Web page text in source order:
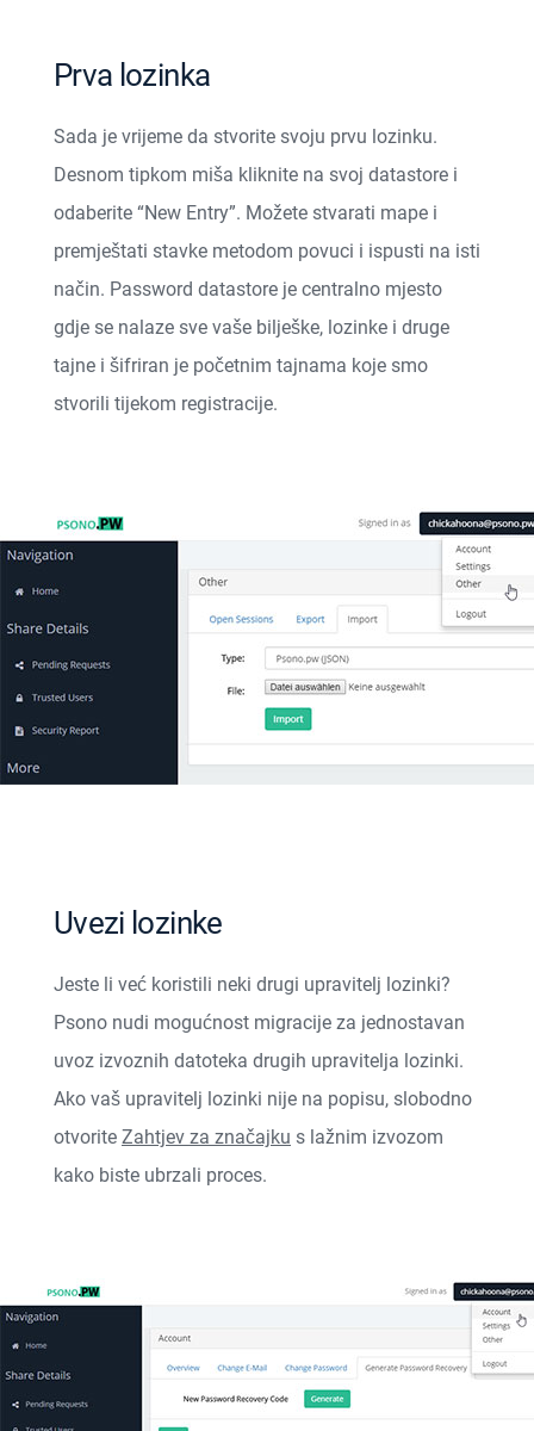
Prva lozinka
Sada je vrijeme da stvorite svoju prvu lozinku.
Desnom tipkom miša kliknite na svoj datastore i
odaberite “New Entry”. Možete stvarati mape i
premještati stavke metodom povuci i ispusti na isti
način. Password datastore je centralno mjesto
gdje se nalaze sve vaše bilješke, lozinke i druge
tajne i šifriran je početnim tajnama koje smo
stvorili tijekom registracije.
Uvezi lozinke
Jeste li već koristili neki drugi upravitelj lozinki?
Psono nudi mogućnost migracije za jednostavan
uvoz izvoznih datoteka drugih upravitelja lozinki.
Ako vaš upravitelj lozinki nije na popisu, slobodno
otvorite Zahtjev za značajku s lažnim izvozom
kako biste ubrzali proces.